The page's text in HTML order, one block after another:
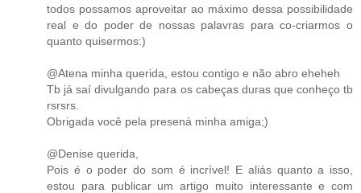
todos possamos aproveitar ao máximo dessa possibilidade
real e do poder de nossas palavras para co-criarmos o
quanto quisermos:)
@Atena minha querida, estou contigo e não abro eheheh
Tb já saí divulgando para os cabeças duras que conheço tb
rsrsrs.
Obrigada você pela presená minha amiga;)
@Denise querida,
Pois é o poder do som é incrível! E aliás quanto a isso,
estou para publicar um artigo muito interessante e com